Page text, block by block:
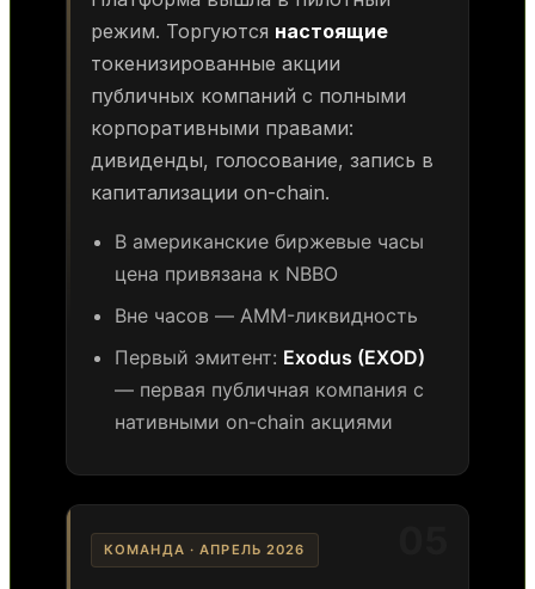
режим. Торгуются настоящие
токенизированные акции
публичных компаний с полными
корпоративными правами:
дивиденды, голосование, запись в
капитализации on-chain.
В американские биржевые часы
цена привязана к NBBO
Вне часов — AMM-ликвидность
Первый эмитент: Exodus (EXOD)
— первая публичная компания с
нативными on-chain акциями
КОМАНДА · АПРЕЛЬ 2026